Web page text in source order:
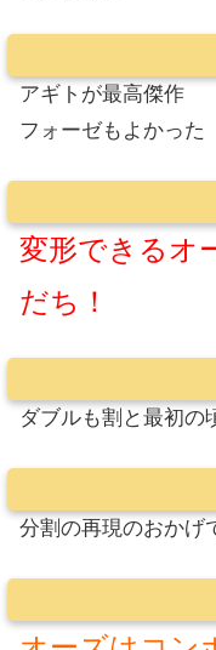
アギトが最高傑作
フォーゼもよかった
変形できるオ
だち！
ダブルも割と最初の
分割の再現のおかげ